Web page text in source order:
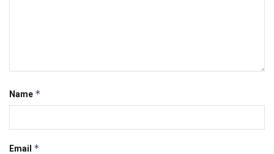
Name *
Email *